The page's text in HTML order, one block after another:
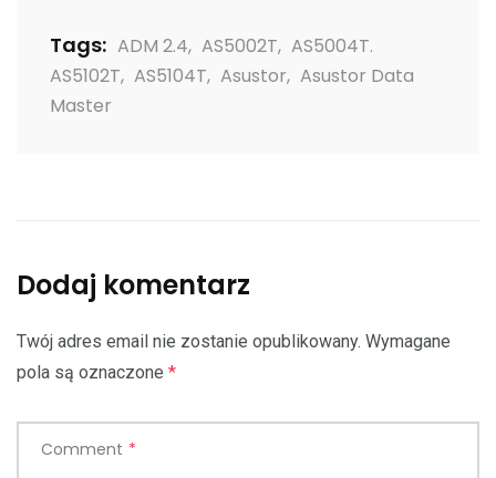
Tags: ADM 2.4, AS5002T, AS5004T.
AS5102T, AS5104T, Asustor, Asustor Data
Master
Dodaj komentarz
Twój adres email nie zostanie opublikowany. Wymagane
pola są oznaczone *
Comment *